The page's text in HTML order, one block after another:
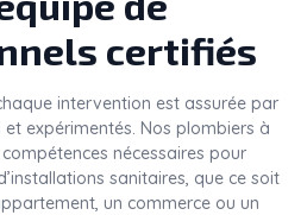
certifiés
chaque intervention est assurée par
expérimentés. Nos plombiers à
nécessaires pour
sanitaires, que ce soit
un commerce ou un